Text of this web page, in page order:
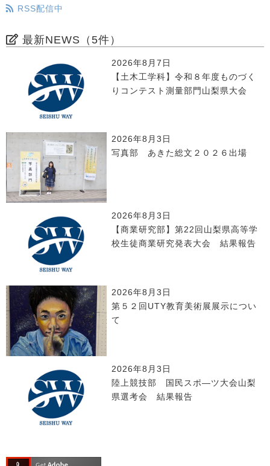
RSS配信中
最新NEWS（5件）
2026年8月7日
【土木工学科】令和８年度ものづく
りコンテスト測量部門山梨県大会
2026年8月3日
写真部 あきた総文２０２６出場
2026年8月3日
【商業研究部】第22回山梨県高等学
校生徒商業研究発表大会 結果報告
2026年8月3日
第５２回UTY教育美術展展示につい
て
2026年8月3日
陸上競技部 国民スポ―ツ大会山梨
県選考会 結果報告